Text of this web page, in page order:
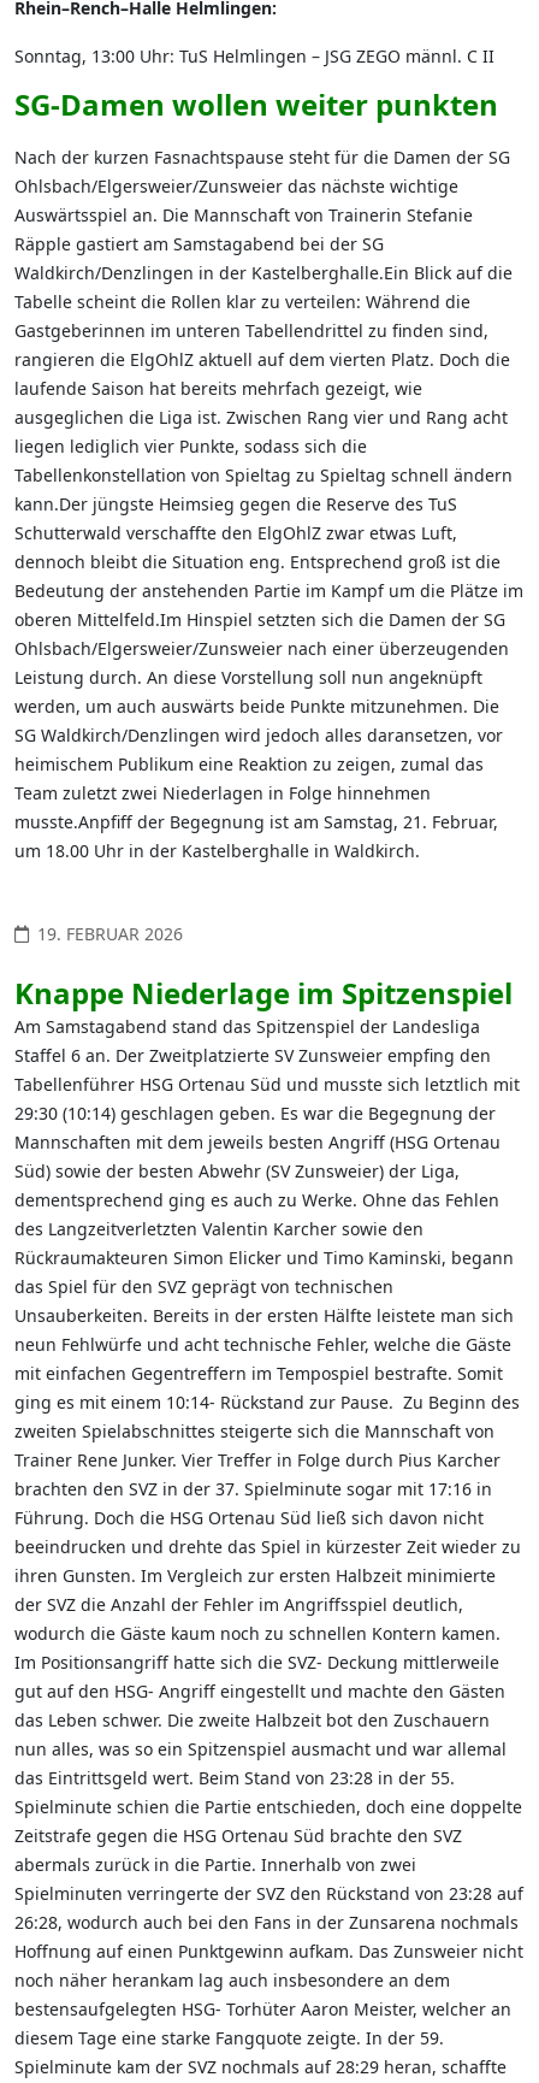
Rhein–Rench–Halle Helmlingen:
Sonntag, 13:00 Uhr: TuS Helmlingen – JSG ZEGO männl. C II
SG-Damen wollen weiter punkten
Nach der kurzen Fasnachtspause steht für die Damen der SG
Ohlsbach/Elgersweier/Zunsweier das nächste wichtige
Auswärtsspiel an. Die Mannschaft von Trainerin Stefanie
Räpple gastiert am Samstagabend bei der SG
Waldkirch/Denzlingen in der Kastelberghalle.Ein Blick auf die
Tabelle scheint die Rollen klar zu verteilen: Während die
Gastgeberinnen im unteren Tabellendrittel zu finden sind,
rangieren die ElgOhlZ aktuell auf dem vierten Platz. Doch die
laufende Saison hat bereits mehrfach gezeigt, wie
ausgeglichen die Liga ist. Zwischen Rang vier und Rang acht
liegen lediglich vier Punkte, sodass sich die
Tabellenkonstellation von Spieltag zu Spieltag schnell ändern
kann.Der jüngste Heimsieg gegen die Reserve des TuS
Schutterwald verschaffte den ElgOhlZ zwar etwas Luft,
dennoch bleibt die Situation eng. Entsprechend groß ist die
Bedeutung der anstehenden Partie im Kampf um die Plätze im
oberen Mittelfeld.Im Hinspiel setzten sich die Damen der SG
Ohlsbach/Elgersweier/Zunsweier nach einer überzeugenden
Leistung durch. An diese Vorstellung soll nun angeknüpft
werden, um auch auswärts beide Punkte mitzunehmen. Die
SG Waldkirch/Denzlingen wird jedoch alles daransetzen, vor
heimischem Publikum eine Reaktion zu zeigen, zumal das
Team zuletzt zwei Niederlagen in Folge hinnehmen
musste.Anpfiff der Begegnung ist am Samstag, 21. Februar,
um 18.00 Uhr in der Kastelberghalle in Waldkirch.
19. FEBRUAR 2026
Knappe Niederlage im Spitzenspiel
Am Samstagabend stand das Spitzenspiel der Landesliga
Staffel 6 an. Der Zweitplatzierte SV Zunsweier empfing den
Tabellenführer HSG Ortenau Süd und musste sich letztlich mit
29:30 (10:14) geschlagen geben. Es war die Begegnung der
Mannschaften mit dem jeweils besten Angriff (HSG Ortenau
Süd) sowie der besten Abwehr (SV Zunsweier) der Liga,
dementsprechend ging es auch zu Werke. Ohne das Fehlen
des Langzeitverletzten Valentin Karcher sowie den
Rückraumakteuren Simon Elicker und Timo Kaminski, begann
das Spiel für den SVZ geprägt von technischen
Unsauberkeiten. Bereits in der ersten Hälfte leistete man sich
neun Fehlwürfe und acht technische Fehler, welche die Gäste
mit einfachen Gegentreffern im Tempospiel bestrafte. Somit
ging es mit einem 10:14- Rückstand zur Pause. Zu Beginn des
zweiten Spielabschnittes steigerte sich die Mannschaft von
Trainer Rene Junker. Vier Treffer in Folge durch Pius Karcher
brachten den SVZ in der 37. Spielminute sogar mit 17:16 in
Führung. Doch die HSG Ortenau Süd ließ sich davon nicht
beeindrucken und drehte das Spiel in kürzester Zeit wieder zu
ihren Gunsten. Im Vergleich zur ersten Halbzeit minimierte
der SVZ die Anzahl der Fehler im Angriffsspiel deutlich,
wodurch die Gäste kaum noch zu schnellen Kontern kamen.
Im Positionsangriff hatte sich die SVZ- Deckung mittlerweile
gut auf den HSG- Angriff eingestellt und machte den Gästen
das Leben schwer. Die zweite Halbzeit bot den Zuschauern
nun alles, was so ein Spitzenspiel ausmacht und war allemal
das Eintrittsgeld wert. Beim Stand von 23:28 in der 55.
Spielminute schien die Partie entschieden, doch eine doppelte
Zeitstrafe gegen die HSG Ortenau Süd brachte den SVZ
abermals zurück in die Partie. Innerhalb von zwei
Spielminuten verringerte der SVZ den Rückstand von 23:28 auf
26:28, wodurch auch bei den Fans in der Zunsarena nochmals
Hoffnung auf einen Punktgewinn aufkam. Das Zunsweier nicht
noch näher herankam lag auch insbesondere an dem
bestensaufgelegten HSG- Torhüter Aaron Meister, welcher an
diesem Tage eine starke Fangquote zeigte. In der 59.
Spielminute kam der SVZ nochmals auf 28:29 heran, schaffte